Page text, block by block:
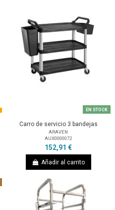
EN STOCK
Carro de servicio 3 bandejas
ARAVEN
AUX0000072
152,91 €
Añadir al carrito